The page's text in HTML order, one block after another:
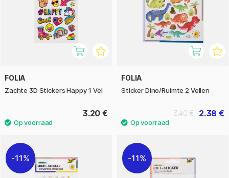
FOLIA
Zachte 3D Stickers Happy 1 Vel
3.20 €
FOLIA
Sticker Dino/Ruimte 2 Vellen
2.38 €
3.40 €
11% 11%